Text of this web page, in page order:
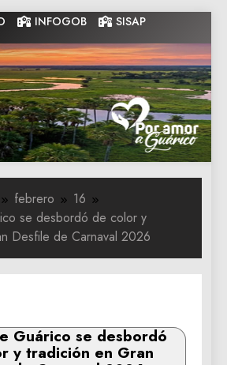
INFOGOB SISAP
Gobernacion
de Guarico
Gobernacion de Guarico
febrero
16
se desbordó de color y
Desfile de Carnaval 2026
Guárico se desbordó
y tradición en Gran